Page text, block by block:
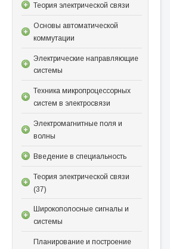
Теория электрической связи
Основы автоматической
коммутации
Электрические направляющие
системы
Техника микропроцессорных
систем в электросвязи
Электромагнитные поля и
волны
Введение в специальность
Теория электрической связи
(37)
Широкополосные сигналы и
системы
Планирование и построение